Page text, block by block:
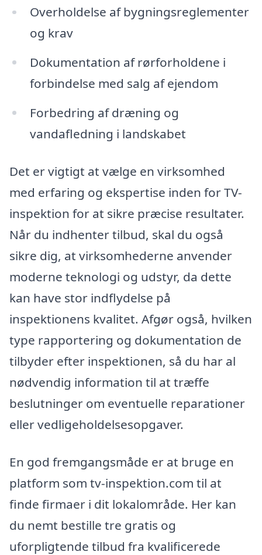
Overholdelse af bygningsreglementer
og krav
Dokumentation af rørforholdene i
forbindelse med salg af ejendom
Forbedring af dræning og
vandafledning i landskabet
Det er vigtigt at vælge en virksomhed
med erfaring og ekspertise inden for TV-
inspektion for at sikre præcise resultater.
Når du indhenter tilbud, skal du også
sikre dig, at virksomhederne anvender
moderne teknologi og udstyr, da dette
kan have stor indflydelse på
inspektionens kvalitet. Afgør også, hvilken
type rapportering og dokumentation de
tilbyder efter inspektionen, så du har al
nødvendig information til at træffe
beslutninger om eventuelle reparationer
eller vedligeholdelsesopgaver.
En god fremgangsmåde er at bruge en
platform som tv-inspektion.com til at
finde firmaer i dit lokalområde. Her kan
du nemt bestille tre gratis og
uforpligtende tilbud fra kvalificerede